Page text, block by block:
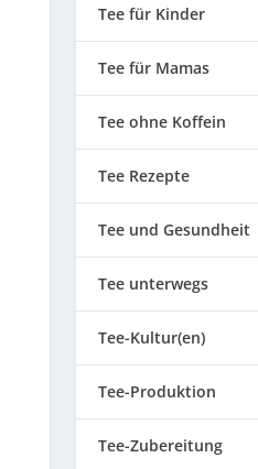
Tee für Kinder
Tee für Mamas
Tee ohne Koffein
Tee Rezepte
Tee und Gesundheit
Tee unterwegs
Tee-Kultur(en)
Tee-Produktion
Tee-Zubereitung